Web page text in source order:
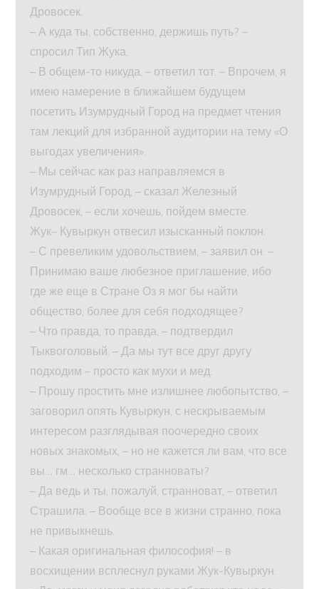
Дровосек.
– А куда ты, собственно, держишь путь? –
спросил Тип Жука.
– В общем-то никуда, – ответил тот. – Впрочем, я
имею намерение в ближайшем будущем
посетить Изумрудный Город на предмет чтения
там лекций для избранной аудитории на тему «О
выгодах увеличения».
– Мы сейчас как раз направляемся в
Изумрудный Город, – сказал Железный
Дровосек, – если хочешь, пойдем вместе.
Жук– Кувыркун отвесил изысканный поклон.
– С превеликим удовольствием, – заявил он. –
Принимаю ваше любезное приглашение, ибо
где же еще в Стране Оз я мог бы найти
общество, более для себя подходящее?
– Что правда, то правда, – подтвердил
Тыквоголовый. – Да мы тут все друг другу
подходим – просто как мухи и мед.
– Прошу простить мне излишнее любопытство, –
заговорил опять Кувыркун, с нескрываемым
интересом разглядывая поочередно своих
новых знакомых, – но не кажется ли вам, что все
вы… гм… несколько странноваты?
– Да ведь и ты, пожалуй, странноват, – ответил
Страшила. – Вообще все в жизни странно, пока
не привыкнешь.
– Какая оригинальная философия! – в
восхищении всплеснул руками Жук-Кувыркун.